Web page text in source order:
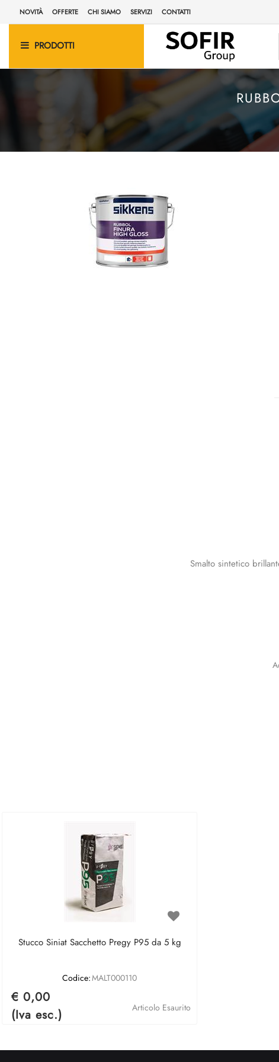
NOVITÀ OFFERTE CHI SIAMO SERVIZI CONTATTI
PRODOTTI
Smalto sintetico
Stucco Siniat Sacchetto Pregy P95 da 5 kg
Codice:MALT000110
€ 0,00
(Iva esc.)
Articolo Esaurito